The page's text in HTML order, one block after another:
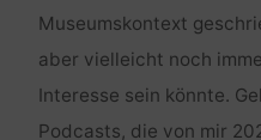
Museumskontext
aber vielleicht noch
Interesse sein könnte.
Podcasts, die von mir